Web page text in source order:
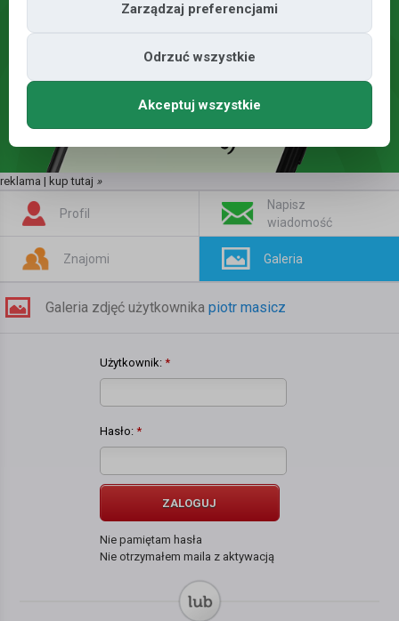
reklama | kup tutaj »
Profil
Napisz
wiadomość
Znajomi Galeria
Galeria zdjęć użytkownika piotr masicz
Użytkownik: *
Hasło: *
ZALOGUJ
Nie pamiętam hasła
Nie otrzymałem maila z aktywacją
Zarządzaj preferencjami
Odrzuć wszystkie
Akceptuj wszystkie